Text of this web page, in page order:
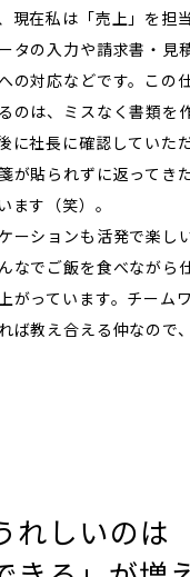
現在私は「売上」を担
タの入力や請求書・見
の対応などです。この
のは、ミスなく書類を
に社長に確認していた
が貼られずに返ってき
ます（笑）。
ーションも活発で楽し
なでご飯を食べながら
がっています。チーム
ば教え合える仲なので
れしいのは